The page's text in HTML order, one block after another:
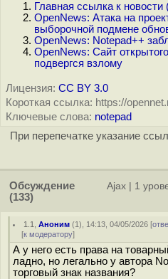
Главная ссылка к новости
OpenNews: Атака на
выборочной подмене
OpenNews: Notepad++
OpenNews: Сайт
подвергся взлому
Лицензия: CC BY 3.0
Короткая ссылка: https://
Ключевые слова: notepad
При перепечатке указание
Обсуждение
(133)
Ajax 1
1.1 ,Аноним (1), 14:13, 04/05/2026 [
[к модератору]
А у него есть права на
ладно, но легально у автора
торговый знак названия?